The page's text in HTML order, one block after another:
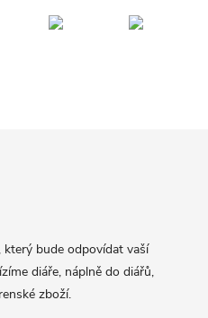
který bude odpovídat vaší
diáře, náplně do diářů,
zboží.